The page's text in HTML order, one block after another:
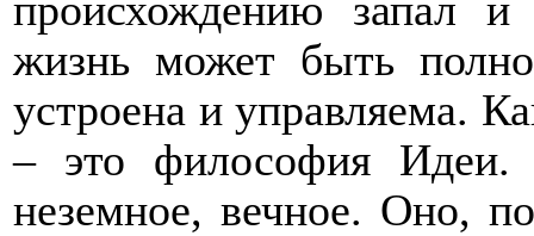
жизнь может быть
устроена и управляема.
– это философия Идеи.
неземное, вечное. Оно,